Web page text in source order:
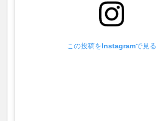
この投稿をInstagramで見る